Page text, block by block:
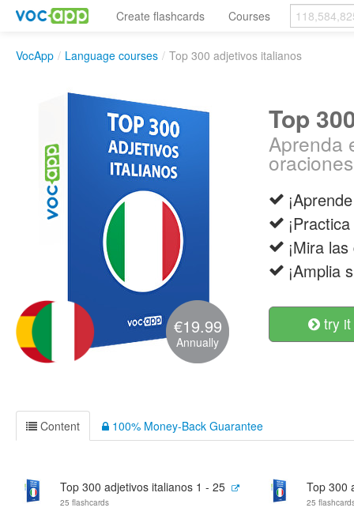
Create flashcards Courses
VocApp / Language courses / Top 300 adjetivos italianos
€19.99
Annually
Top
Aprenda
¡Mira
¡Amplia
try
Content 100% Money-Back Guarantee
Top 300 adjetivos italianos 1 - 25
25 flashcards
Top 300
25